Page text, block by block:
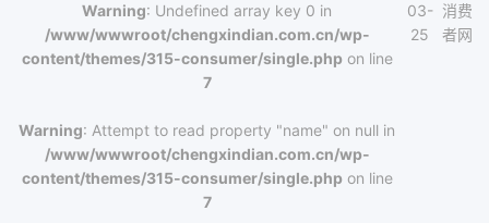
Warning: Undefined array key 0 in
/www/wwwroot/chengxindian.com.cn/wp-
content/themes/315-consumer/single.phpon line
7
Warning: Attempt to read property "name" on null in
/www/wwwroot/chengxindian.com.cn/wp-
content/themes/315-consumer/single.phpon line
7
03-
25
消费
者网